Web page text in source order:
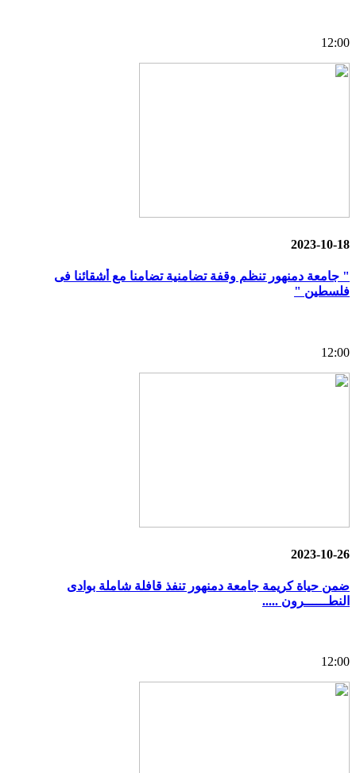
12:00
2023-10-18
" جامعة دمنهور تنظم وقفة تضامنية تضامنا مع أشقائنا فى
فلسطين "
12:00
2023-10-26
ضمن حياة كريمة جامعة دمنهور تنفذ قافلة شاملة بوادى
النطــــــرون .....
12:00